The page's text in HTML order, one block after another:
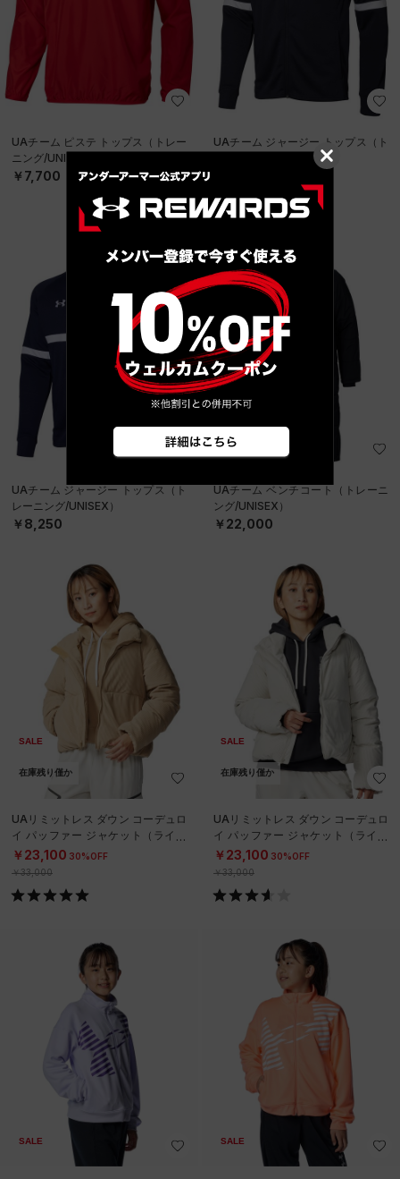
UAチーム ピステ トップス（トレー
ニング/UNISEX）
￥7,700
UAチーム ジャージー トップス（ト
レーニング/UNISEX）
UAチーム ジャージー トップス（ト
レーニング/UNISEX）
￥8,250
在庫残り僅か
UAチーム ベンチコート（トレーニ
ング/UNISEX）
￥22,000
SALE
在庫残り僅か
UAリミットレス ダウン コーデュロ
イ パッファー ジャケット（ライフ
スタイル/WOMEN）
￥23,100 30%OFF
￥33,000
SALE
在庫残り僅か
UAリミットレス ダウン コーデュロ
イ パッファー ジャケット（ライフ
スタイル/WOMEN）
￥23,100 30%OFF
￥33,000
SALE SALE